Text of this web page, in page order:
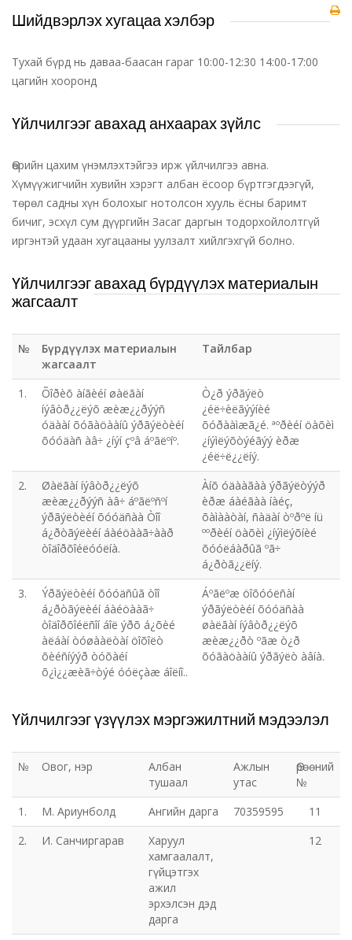
Шийдвэрлэх хугацаа хэлбэр
Тухай бүрд нь даваа-баасан гараг 10:00-12:30 14:00-17:00
цагийн хооронд
Үйлчилгээг авахад анхаарах зүйлс
Өөрийн цахим үнэмлэхтэйгээ ирж үйлчилгээ авна.
Хүмүүжигчийн хувийн хэрэгт албан ёсоор бүртгэгдээгүй,
төрөл садны хүн болохыг нотолсон хууль ёсны баримт
бичиг, эсхүл сум дүүргийн Засаг даргын тодорхойлолтгүй
иргэнтэй удаан хугацааны уулзалт хийлгэхгүй болно.
Үйлчилгээг авахад бүрдүүлэх материалын
жагсаалт
№
Бүрдүүлэх материалын
жагсаалт
Тайлбар
1.
Õîðèõ àíãèéí øàëãàí
íýâòð¿¿ëýõ æèæ¿¿ðýýñ
óäààí õóãàöààíû ýðãýëòèéí
õóóäàñ àâ÷ ¿íýí çºâ áºãëºíº.
Ò¿ð ýðãýëò
¿éë÷èëãýýíèé
õóðààìæã¿é. ªºðèéí öàõèì
¿íýìëýõòýéãýý èðæ
¿éë÷ë¿¿ëíý.
2.
Øàëãàí íýâòð¿¿ëýõ
æèæ¿¿ðýýñ àâ÷ áºãëºñºí
ýðãýëòèéí õóóäñàà Òîî
á¿ðòãýëèéí áàéöààã÷ààð
òîäîðõîéëóóëíà.
Àíõ óäààãàà ýðãýëòýýð
èðæ áàéãàà íàéç,
õàìààòàí, ñàäàí òºðºë íü
ººðèéí öàõèì ¿íýìëýõíèé
õóóëáàðûã ºã÷
á¿ðòã¿¿ëíý.
3.
Ýðãýëòèéí õóóäñûã òîî
á¿ðòãýëèéí áàéöààã÷
òîäîðõîéëñîí áîë ýðõ á¿õèé
àëáàí òóøààëòàí öîõîëò
õèéñíýýð òóõàéí
õ¿ì¿¿æèã÷òýé óóëçàæ áîëíî..
Áºãëºæ öîõóóëñàí
ýðãýëòèéí õóóäñàà
øàëãàí íýâòð¿¿ëýõ
æèæ¿¿ðò ºãæ ò¿ð
õóãàöààíû ýðãýëò àâíà.
Үйлчилгээг үзүүлэх мэргэжилтний мэдээлэл
№ Овог, нэр
Албан
тушаал
Ажлын
утас
Өрөөний
№
1.
М. Ариунболд Ангийн дарга 70359595
11
2.
И. Санчиргарав
Харуул
хамгаалалт,
гүйцэтгэх
ажил
эрхэлсэн дэд
дарга
12